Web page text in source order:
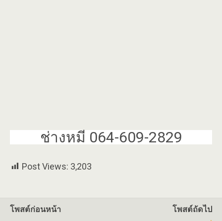
ช่างหมี 064-609-2829
Post Views: 3,203
โพสต์ก่อนหน้า โพสต์ถัดไป